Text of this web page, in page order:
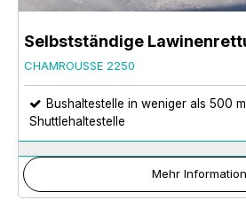
Selbstständige
CHAMROUSSE 2250
Bushaltestelle in weniger als 500 m
Shuttlehaltestelle
Mehr Information